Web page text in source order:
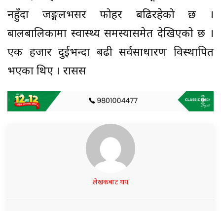
नहुँदा जङ्गलभसर फोहर बढिरहेको छ ।
बालबालिकामा स्वास्थ्य समस्यासमेत देखिएको छ ।
एक हजार दुईभन्दा बढी सर्वसाधारण विस्थापित
भएका थिए । रासस
लेखकबाट थप